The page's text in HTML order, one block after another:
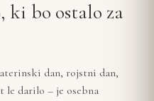
ki bo ostalo za
dan, rojstni dan,
le darilo – je osebna